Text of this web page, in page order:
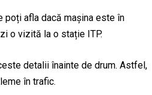
poți afla dacă mașina este în
o vizită la o stație ITP.
detalii înainte de drum. Astfel,
în trafic.